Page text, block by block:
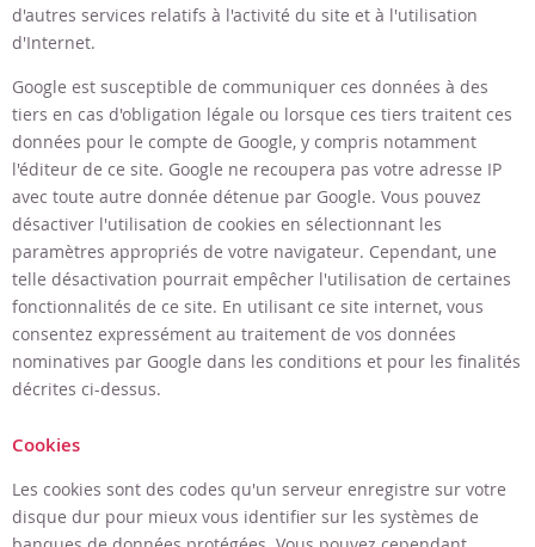
d'autres services relatifs à l'activité du site et à l'utilisation
d'Internet.
Google est susceptible de communiquer ces données à des
tiers en cas d'obligation légale ou lorsque ces tiers traitent ces
données pour le compte de Google, y compris notamment
l'éditeur de ce site. Google ne recoupera pas votre adresse IP
avec toute autre donnée détenue par Google. Vous pouvez
désactiver l'utilisation de cookies en sélectionnant les
paramètres appropriés de votre navigateur. Cependant, une
telle désactivation pourrait empêcher l'utilisation de certaines
fonctionnalités de ce site. En utilisant ce site internet, vous
consentez expressément au traitement de vos données
nominatives par Google dans les conditions et pour les finalités
décrites ci-dessus.
Cookies
Les cookies sont des codes qu'un serveur enregistre sur votre
disque dur pour mieux vous identifier sur les systèmes de